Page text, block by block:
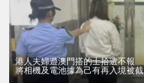
​港人夫婦遊澳門搭的士拾遺不報
將相機及電池據為己有再入境被截